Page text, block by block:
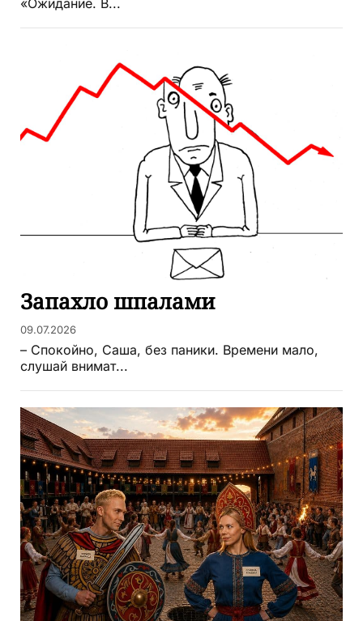
«Ожидание. В...
Запахло шпалами
09.07.2026
– Спокойно, Саша, без паники. Времени мало,
слушай внимат...